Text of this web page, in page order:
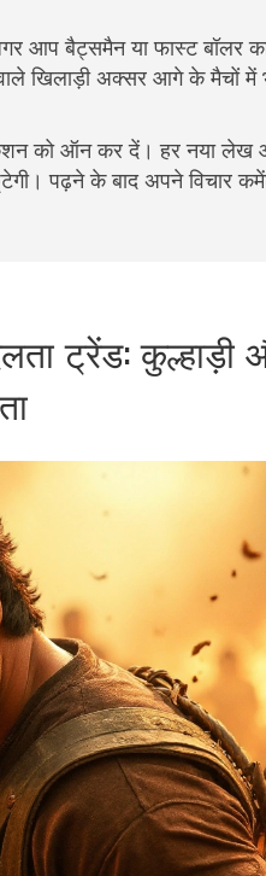
आप बैट्समैन या फास्ट बॉलर
खिलाड़ी अक्सर आगे के मैचों में
को ऑन कर दें। हर नया
पढ़ने के बाद अपने विचार
ट्रेंड: कुल्हाड़ी